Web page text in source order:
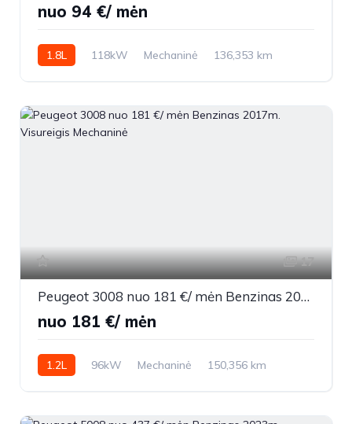
nuo 94 €/ mėn
1.8L 118kW Mechaninė
136,353 km
17
Peugeot 3008 nuo 181 €/ mėn Benzinas 2017m. Visureigis Mechaninė
nuo 181 €/ mėn
1.2L 96kW Mechaninė
150,356 km